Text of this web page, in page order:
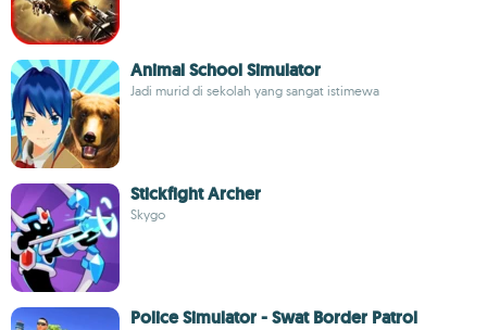
Animal School Simulator
Jadi murid di sekolah yang sangat istimewa
Stickfight Archer
Skygo
Police Simulator - Swat Border Patrol